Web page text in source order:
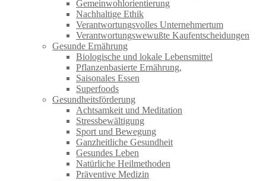
Gemeinwohlorientierung
Nachhaltige Ethik
Verantwortungsvolles Unternehmertum
Verantwortungswewußte Kaufentscheidungen
Gesunde Ernährung
Biologische und lokale Lebensmittel
Pflanzenbasierte Ernährung,
Saisonales Essen
Superfoods
Gesundheitsförderung
Achtsamkeit und Meditation
Stressbewältigung
Sport und Bewegung
Ganzheitliche Gesundheit
Gesundes Leben
Natürliche Heilmethoden
Präventive Medizin